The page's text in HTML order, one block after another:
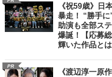
《祝59歳》日
暴走！ “勝手
助演も全部ス
爆誕！【応募
輝いた作品とは
PR
《渡辺淳一原